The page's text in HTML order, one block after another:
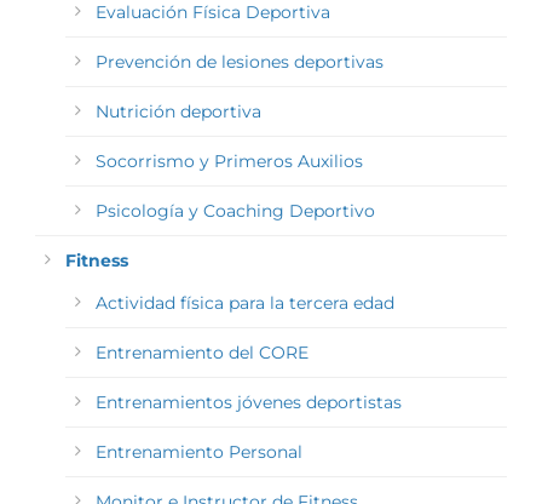
Evaluación Física Deportiva
Prevención de lesiones deportivas
Nutrición deportiva
Socorrismo y Primeros Auxilios
Psicología y Coaching Deportivo
Fitness
Actividad física para la tercera edad
Entrenamiento del CORE
Entrenamientos jóvenes deportistas
Entrenamiento Personal